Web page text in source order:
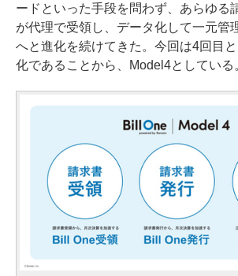
ードといった手段を問わず、あらゆる
が代理で受領し、データ化して一元管
へと進化を続けてきた。今回は4回目
化であることから、Model4としている